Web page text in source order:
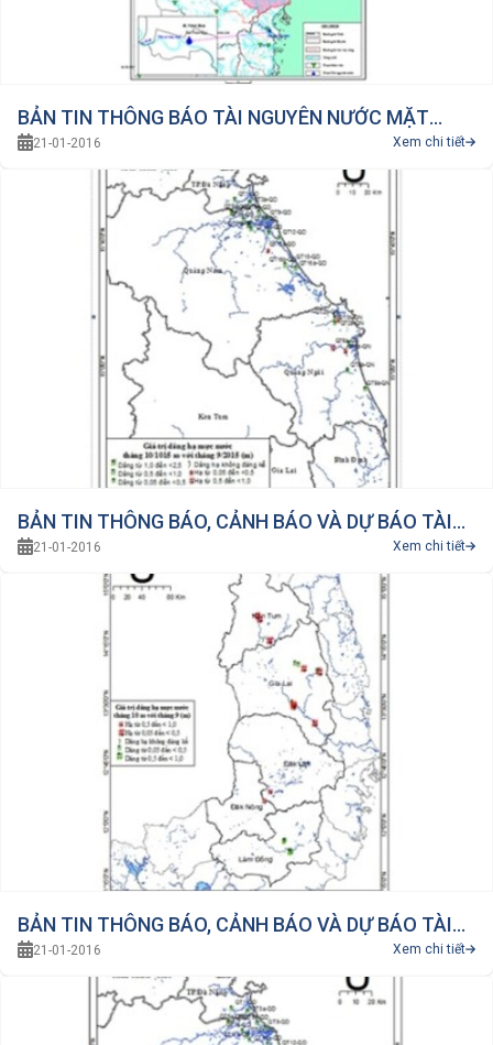
BẢN TIN THÔNG BÁO TÀI NGUYÊN NƯỚC MẶT
THÁNG 11/2015 VÙNG TÂY NGUYÊN-NAM TRUNG
21-01-2016 Xem chi tiết
BẢN TIN THÔNG BÁO, CẢNH BÁO VÀ DỰ BÁO TÀI
NGUYÊN NDD THÁNG 11 NĂM 2015 VÙNG DUYÊN
HẢI NAM TRUNG BỘ
21-01-2016 Xem chi tiết
BẢN TIN THÔNG BÁO, CẢNH BÁO VÀ DỰ BÁO TÀI
NGUYÊN NDD THÁNG 11 NĂM 2015 VÙNG TÂY
21-01-2016 Xem chi tiết